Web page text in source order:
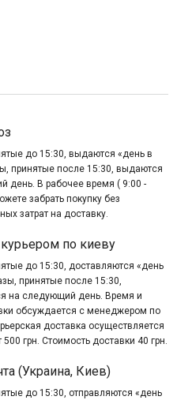
до 15:30, выдаются «день в
принятые после 15:30, выдаются
день. В рабочее время ( 9:00 -
забрать покупку без
затрат на доставку.
по киеву
до 15:30, доставляются «день
принятые после 15:30,
на следующий день. Время и
обсуждается с менеджером по
доставка осуществляется
500 грн. Стоимость доставки 40 грн.
(Украина, Киев)
до 15:30, отправляются «день